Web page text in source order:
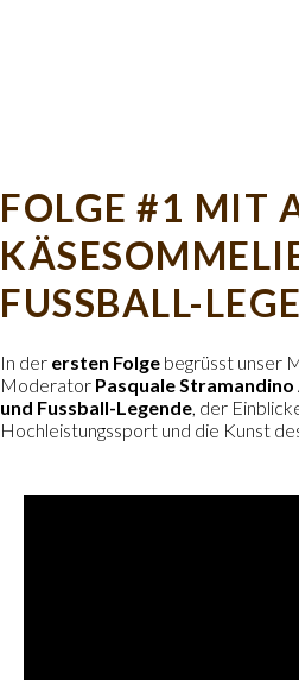
FOLGE #1 MIT
FUSSBALL-
In der ersten Folge begrüsst unser
Moderator Pasquale Stramandino
und Fussball-Legende, der
Hochleistungssport und die Kunst